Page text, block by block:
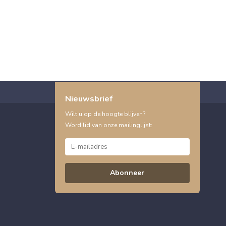
Nieuwsbrief
Wilt u op de hoogte blijven?
Word lid van onze mailinglijst:
Abonneer